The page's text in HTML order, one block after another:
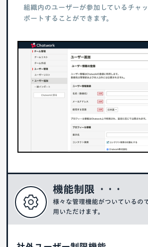
組織内のユーザーが参加しているチャ
ポートすることができます。
機能制限
様々な管理機能がついているの
用いただけます。